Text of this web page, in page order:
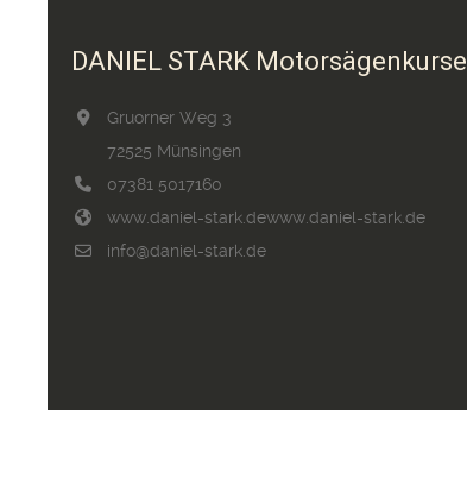
DANIEL STARK Motorsägenkurse
Gruorner Weg 3
72525 Münsingen
07381 5017160
www.daniel-stark.dewww.daniel-stark.de
info@daniel-stark.de